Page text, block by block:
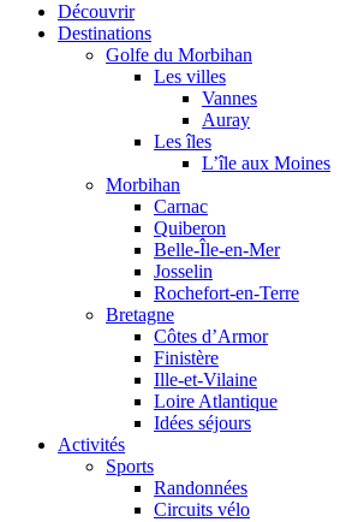
Découvrir
Destinations
Golfe du Morbihan
Les villes
Vannes
Auray
Les îles
L’île aux Moines
Morbihan
Carnac
Quiberon
Belle-Île-en-Mer
Josselin
Rochefort-en-Terre
Bretagne
Côtes d’Armor
Finistère
Ille-et-Vilaine
Loire Atlantique
Idées séjours
Activités
Sports
Randonnées
Circuits vélo